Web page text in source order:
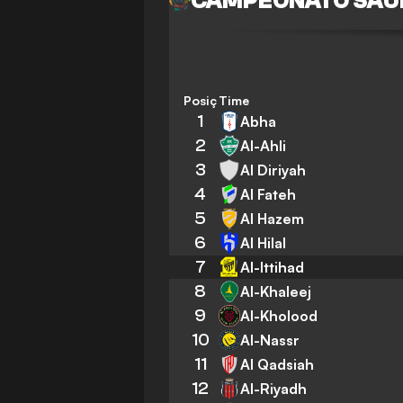
PosiçãoTime
1 Abha
2 Al-Ahli
3 Al Diriyah
4 Al Fateh
5 Al Hazem
6 Al Hilal
7 Al-Ittihad
8 Al-Khaleej
9 Al-Kholood
10 Al-Nassr
11 Al Qadsiah
12 Al-Riyadh